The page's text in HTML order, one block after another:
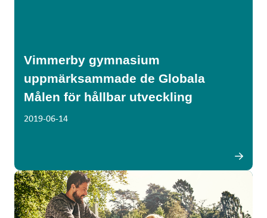
Vimmerby gymnasium
uppmärksammade de Globala
Målen för hållbar utveckling
2019-06-14